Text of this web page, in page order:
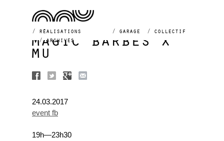
réalisations garage
collectif
archives
magic barbès x
mu
24.03.2017
event fb
19h—23h30